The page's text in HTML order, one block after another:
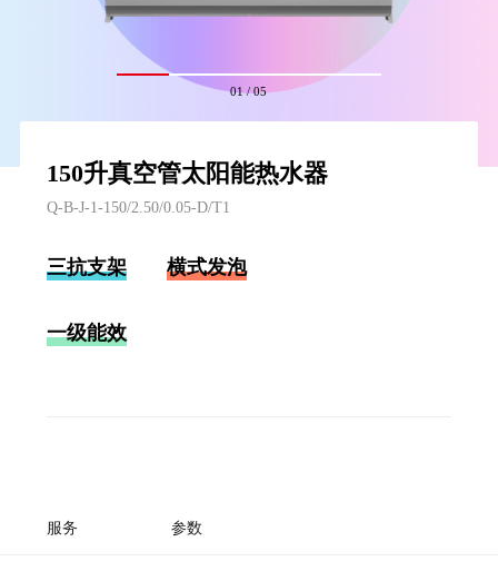
01/05
150升真空管太阳能热水器
Q-B-J-1-150/2.50/0.05-D/T1
三抗支架 横式发泡
一级能效
服务 参数